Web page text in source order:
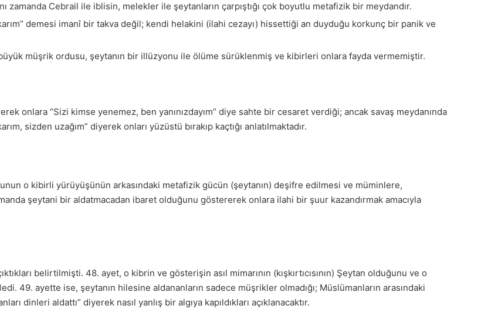
zamanda Cebrail ile iblisin, melekler ile şeytanların çarpıştığı çok boyutlu metafizik bir meydandır.
demesi imanî bir takva değil; kendi helakini (ilahi cezayı) hissettiği an duyduğu korkunç bir panik ve
müşrik ordusu, şeytanın bir illüzyonu ile ölüme sürüklenmiş ve kibirleri onlara fayda vermemiştir.
onlara “Sizi kimse yenemez, ben yanınızdayım” diye sahte bir cesaret verdiği; ancak savaş meydanında
sizden uzağım” diyerek onları yüzüstü bırakıp kaçtığı anlatılmaktadır.
o kibirli yürüyüşünün arkasındaki metafizik gücün (şeytanın) deşifre edilmesi ve müminlere,
şeytani bir aldatmacadan ibaret olduğunu göstererek onlara ilahi bir şuur kazandırmak amacıyla
belirtilmişti. 48. ayet, o kibrin ve gösterişin asıl mimarının (kışkırtıcısının) Şeytan olduğunu ve o
49. ayette ise, şeytanın hilesine aldananların sadece müşrikler olmadığı; Müslümanların arasındaki
dinleri aldattı” diyerek nasıl yanlış bir algıya kapıldıkları açıklanacaktır.